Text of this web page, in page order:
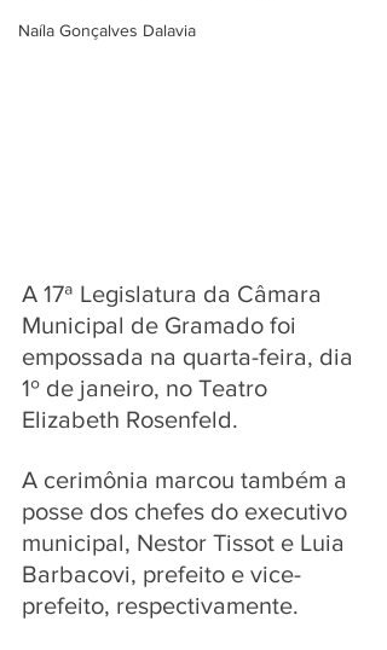
Naíla Gonçalves Dalavia
A 17ª Legislatura da Câmara
Municipal de Gramado foi
empossada na quarta-feira, dia
1º de janeiro, no Teatro
Elizabeth Rosenfeld.
A cerimônia marcou também a
posse dos chefes do executivo
municipal, Nestor Tissot e Luia
Barbacovi, prefeito e vice-
prefeito, respectivamente.